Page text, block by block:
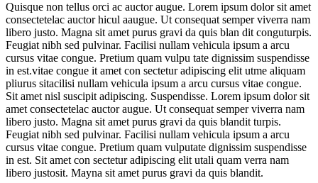
Quisque non tellus orci ac auctor augue. Lorem ipsum dolor sit amet
consectetelac auctor hicul aaugue. Ut consequat semper viverra nam
libero justo. Magna sit amet purus gravi da quis blan dit conguturpis.
Feugiat nibh sed pulvinar. Facilisi nullam vehicula ipsum a arcu
cursus vitae congue. Pretium quam vulpu tate dignissim suspendisse
in est.vitae congue it amet con sectetur adipiscing elit utme aliquam
pliurus sitacilisi nullam vehicula ipsum a arcu cursus vitae congue.
Sit amet nisl suscipit adipiscing. Suspendisse. Lorem ipsum dolor sit
amet consectetelac auctor augue. Ut consequat semper viverra nam
libero justo. Magna sit amet purus gravi da quis blandit turpis.
Feugiat nibh sed pulvinar. Facilisi nullam vehicula ipsum a arcu
cursus vitae congue. Pretium quam vulputate dignissim suspendisse
in est. Sit amet con sectetur adipiscing elit utali quam verra nam
libero justosit. Mayna sit amet purus gravi da quis blandit.